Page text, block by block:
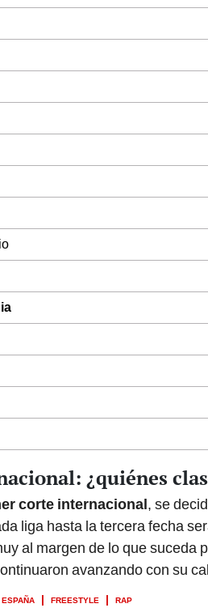
¿quiénes
corte internacional, se
liga hasta la tercera fecha
al margen de lo que suceda
avanzando con su
FREESTYLE RAP